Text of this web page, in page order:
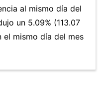
al mismo día del
un 5.09% (113.07
el mismo día del mes